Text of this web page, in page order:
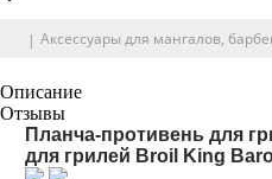
Аксессуары для мангалов,
Описание
Отзывы
Планча-противень для
для грилей Broil King